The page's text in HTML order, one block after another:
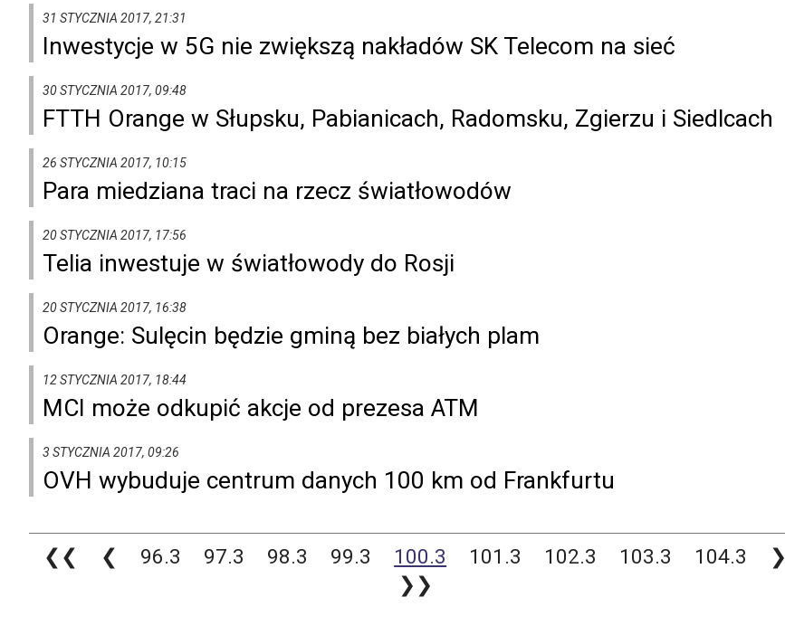
31 STYCZNIA 2017, 21:31
Inwestycje w 5G nie zwiększą nakładów SK Telecom na sieć
30 STYCZNIA 2017, 09:48
FTTH Orange w Słupsku, Pabianicach, Radomsku, Zgierzu i Siedlcach
26 STYCZNIA 2017, 10:15
Para miedziana traci na rzecz światłowodów
20 STYCZNIA 2017, 17:56
Telia inwestuje w światłowody do Rosji
20 STYCZNIA 2017, 16:38
Orange: Sulęcin będzie gminą bez białych plam
12 STYCZNIA 2017, 18:44
MCI może odkupić akcje od prezesa ATM
3 STYCZNIA 2017, 09:26
OVH wybuduje centrum danych 100 km od Frankfurtu
❮❮ ❮ 96.3 97.3 98.3 99.3 100.3 101.3 102.3 103.3 104.3
❯
❯❯